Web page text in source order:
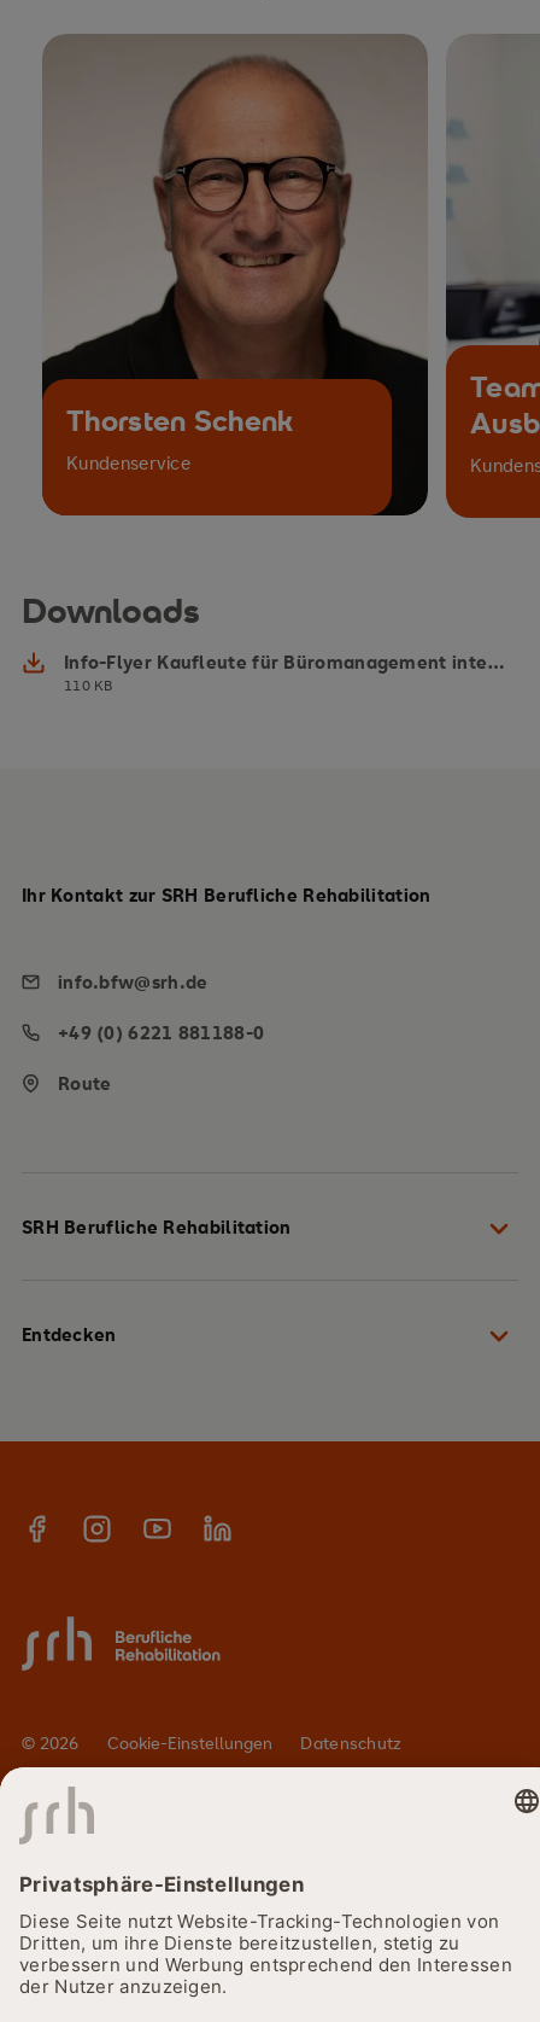
Thorsten Schenk
Kundenservice
Downloads
Info-Flyer Kaufleute für Büromanagement international
110 KB
SRH Berufliche Rehabilitation
Entdecken
Events
Ihr Kontakt zur SRH Berufliche Rehabilitation
info.bfw@srh.de
+49 (0) 6221 881188-0
Route
© 2026 Cookie-Einstellungen
Datenschutz
Barrierefreiheitserklärung